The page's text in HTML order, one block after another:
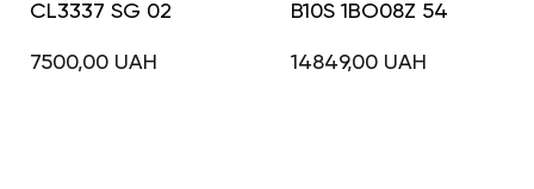
CL3337 SG 02
7500,00 UAH
B10S 1BO08Z 54
14849,00 UAH